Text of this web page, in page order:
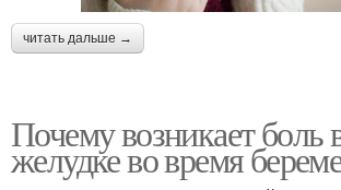
читать дальше →
Почему возникает боль
желудке во время